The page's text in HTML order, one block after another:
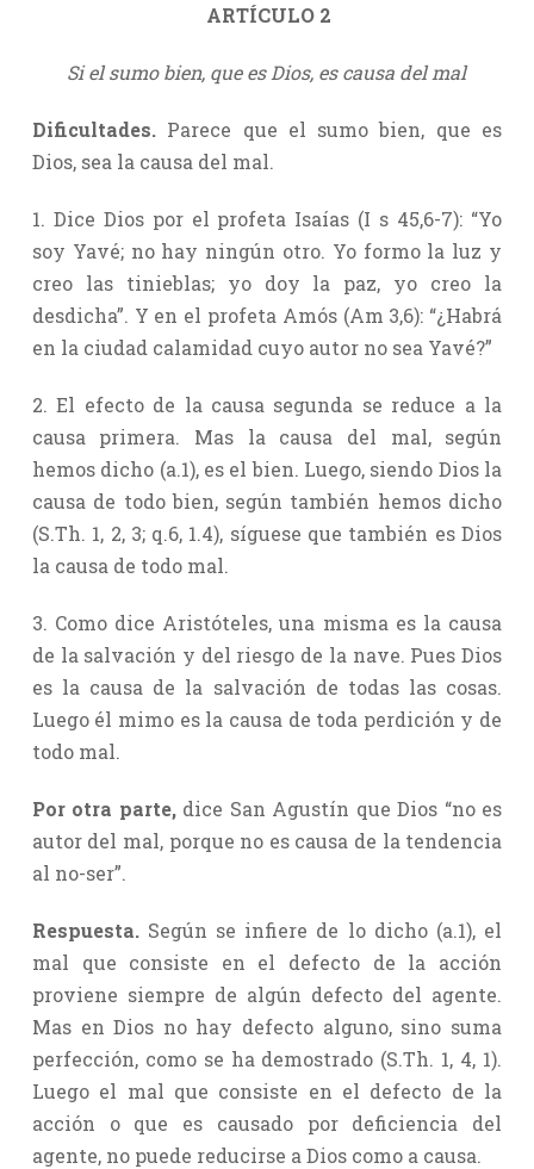
ARTÍCULO 2
Si el sumo bien, que es Dios, es causa del mal
Dificultades.Parece que el sumo bien, que es
Dios, sea la causa del mal.
1. Dice Dios por el profeta Isaías (I s 45,6-7): “Yo
soy Yavé; no hay ningún otro. Yo formo la luz y
creo las tinieblas; yo doy la paz, yo creo la
desdicha”. Y en el profeta Amós (Am 3,6): “¿Habrá
en la ciudad calamidad cuyo autor no sea Yavé?”
2. El efecto de la causa segunda se reduce a la
causa primera. Mas la causa del mal, según
hemos dicho (a.1), es el bien. Luego, siendo Dios la
causa de todo bien, según también hemos dicho
(S.Th. 1, 2, 3; q.6, 1.4), síguese que también es Dios
la causa de todo mal.
3. Como dice Aristóteles, una misma es la causa
de la salvación y del riesgo de la nave. Pues Dios
es la causa de la salvación de todas las cosas.
Luego él mimo es la causa de toda perdición y de
todo mal.
Por otra parte,dice San Agustín que Dios “no es
autor del mal, porque no es causa de la tendencia
al no-ser”.
Respuesta.Según se infiere de lo dicho (a.1), el
mal que consiste en el defecto de la acción
proviene siempre de algún defecto del agente.
Mas en Dios no hay defecto alguno, sino suma
perfección, como se ha demostrado (S.Th. 1, 4, 1).
Luego el mal que consiste en el defecto de la
acción o que es causado por deficiencia del
agente, no puede reducirse a Dios como a causa.